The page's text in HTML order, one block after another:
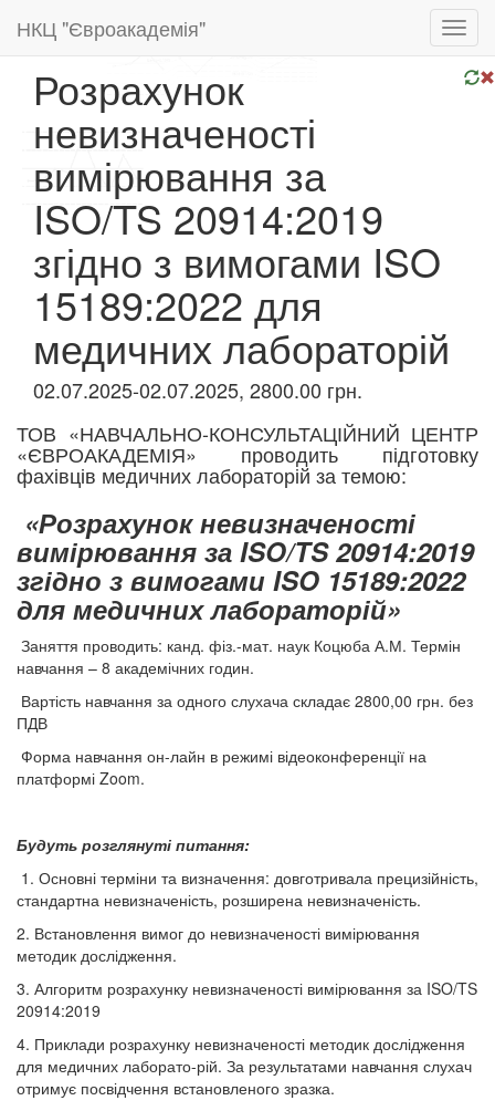
НКЦ "Євроакадемія"
Розрахунок
невизначеності
вимірювання за
ISO/TS 20914:2019
згідно з вимогами ISO
15189:2022 для
медичних лабораторій
02.07.2025-02.07.2025, 2800.00 грн.
ТОВ «НАВЧАЛЬНО-КОНСУЛЬТАЦІЙНИЙ ЦЕНТР
«ЄВРОАКАДЕМІЯ» проводить підготовку
фахівців медичних лабораторій за темою:
«Розрахунок невизначеності
вимірювання за ISO/TS 20914:2019
згідно з вимогами ISO 15189:2022
для медичних лабораторій»
Заняття проводить: канд. фіз.-мат. наук Коцюба А.М. Термін
навчання – 8 академічних годин.
Вартість навчання за одного слухача складає 2800,00 грн. без
ПДВ
Форма навчання он-лайн в режимі відеоконференції на
платформі Zoom.
Будуть розглянуті питання:
1. Основні терміни та визначення: довготривала прецизійність,
стандартна невизначеність, розширена невизначеність.
2. Встановлення вимог до невизначеності вимірювання
методик дослідження.
3. Алгоритм розрахунку невизначеності вимірювання за ISO/TS
20914:2019
4. Приклади розрахунку невизначеності методик дослідження
для медичних лаборато-рій. За результатами навчання слухач
отримує посвідчення встановленого зразка.